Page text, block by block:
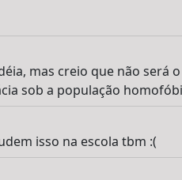
mas creio que não
sob a população
isso na escola tbm :(